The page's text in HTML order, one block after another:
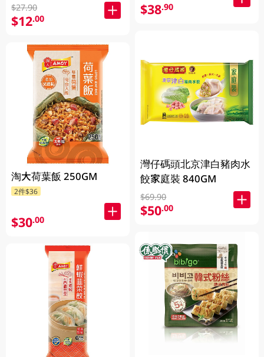
$27.90
$12.00
淘大荷葉飯 250GM
2件$36
$30.00
$38.90
灣仔碼頭北京津白豬肉水
餃家庭裝 840GM
$69.90
$50.00